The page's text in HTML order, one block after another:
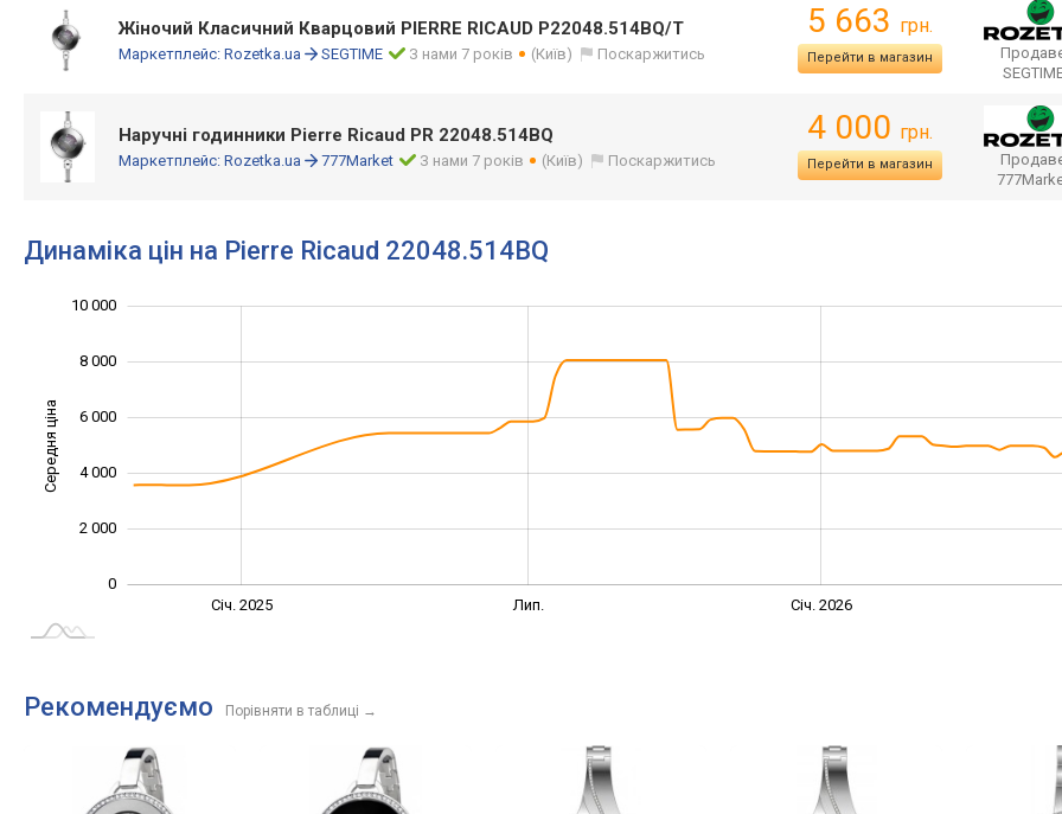
Жіночий Класичний Кварцовий PIERRE RICAUD P22048.514BQ/T
Маркетплейс: Rozetka.ua SEGTIME З нами 7 років (Київ) Поскаржитись
5 663 грн.
Перейти в магазин
Наручні годинники Pierre Ricaud PR 22048.514BQ
Маркетплейс: Rozetka.ua 777Market З нами 7 років (Київ) Поскаржитись
4 000 грн.
Перейти в магазин
Динаміка цін на Pierre Ricaud 22048.514BQ
Середня ціна
0
2 000
4 000
6 000
8 000
10 000
Січ. 2025 Січ. 2026
Лип.
Рекомендуємо Порівняти в таблиці →